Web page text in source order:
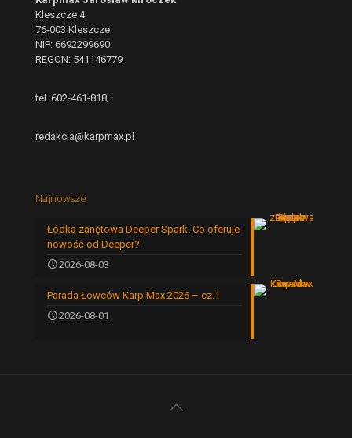
Kleszcze 4
76-003 Kleszcze
NIP: 6692299690
REGON: 541146779
tel. 602-461-818;
redakcja@karpmax.pl
Najnowsze
Łódka zanętowa Deeper Spark. Co oferuje
nowość od Deeper?
2026-08-03
Parada Łowców Karp Max 2026 – cz.1
2026-08-01